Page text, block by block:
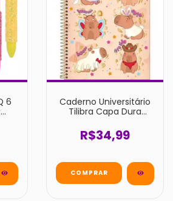
6
Caderno Universitário
Tilibra Capa Dura
Folhas un
R$34,99